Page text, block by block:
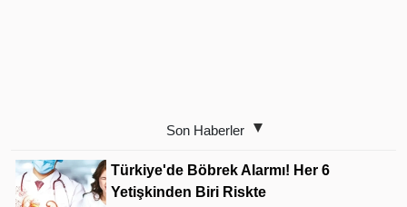
Son Haberler
Türkiye'de Böbrek Alarmı! Her 6
Yetişkinden Biri Riskte